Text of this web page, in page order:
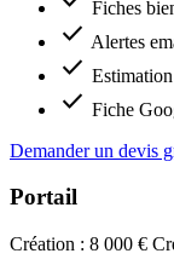
Fiches
check Alertes
check
check Fiche
Demander un devis
Portail
Création : 8 000 €